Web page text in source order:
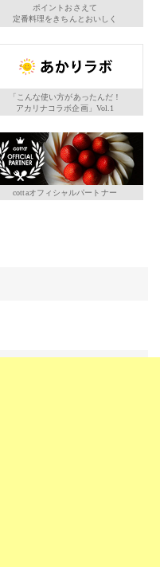
ポイントおさえて
定番料理をきちんとおいしく
「こんな使い方があったんだ！
アカリナコラボ企画」Vol.1
cottaオフィシャルパートナー